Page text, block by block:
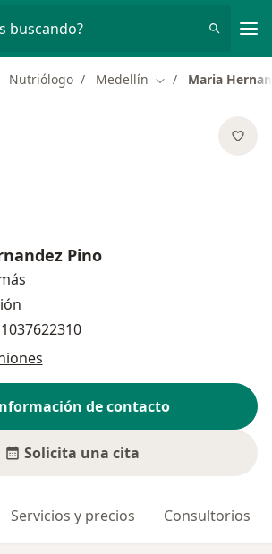
buscando?
Nutriólogo Medellín Cambiar de ciudad
Maria
Pino
de contacto
Solicita una cita
Servicios y precios Consultorios